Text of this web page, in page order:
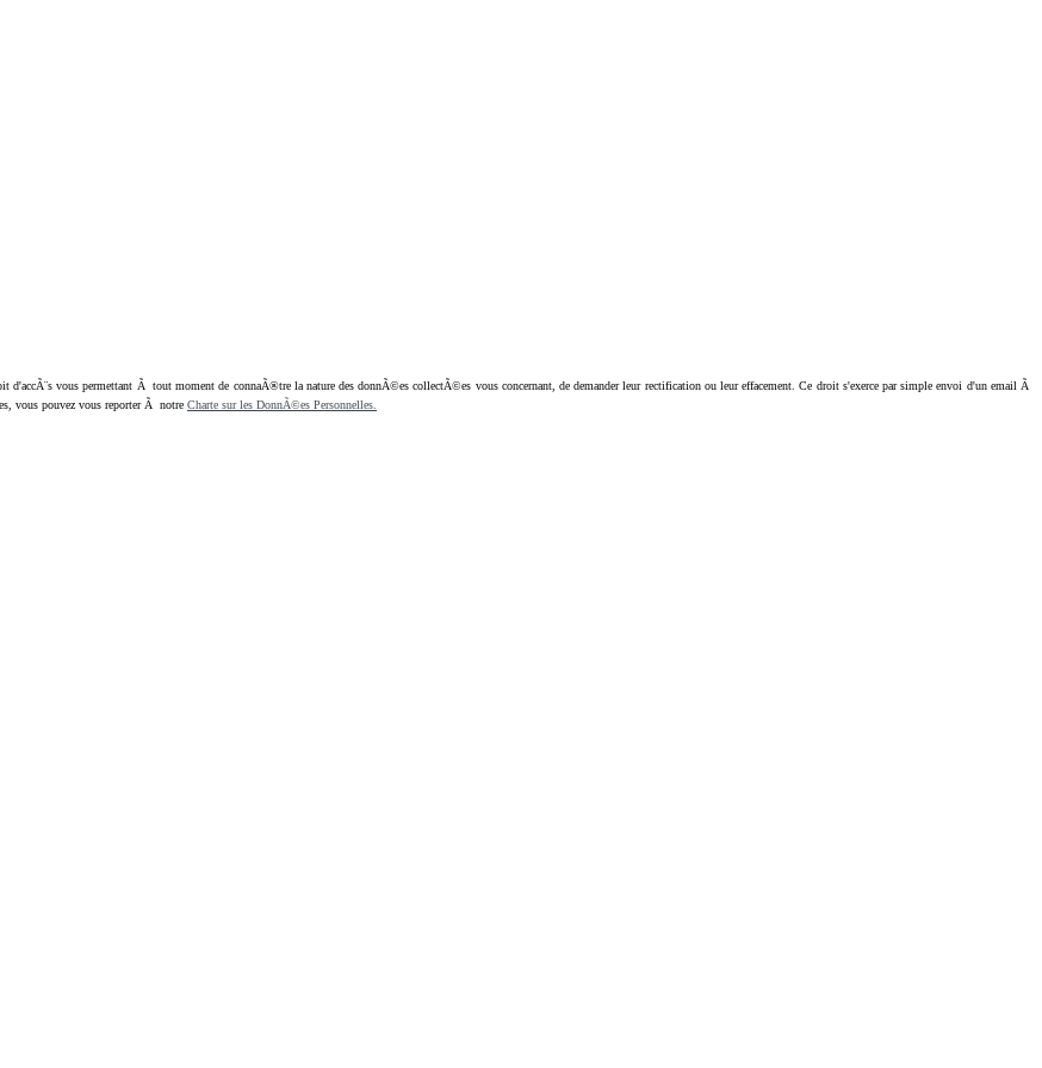
vous permettant Ã tout moment de connaÃ®tre la nature des donnÃ©es collectÃ©es vous concernant, de demander leur rectification ou leur effacement. Ce droit s'exerce par simple envoi d'un email Ã
vous pouvez vous reporter Ã notre Charte sur les DonnÃ©es Personnelles.